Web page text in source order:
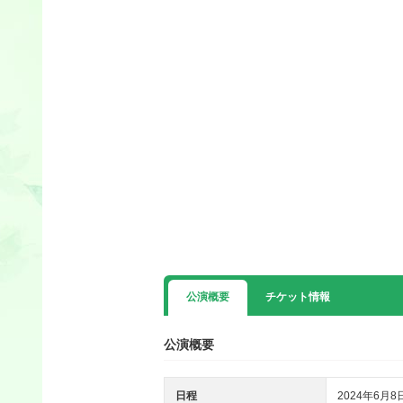
公演概要 チケット情報
公演概要
日程 2024年6月8